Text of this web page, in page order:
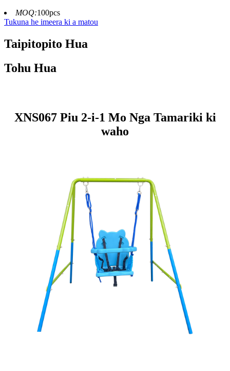
MOQ:100pcs
Tukuna he imeera ki a matou
Taipitopito Hua
Tohu Hua
XNS067 Piu 2-i-1 Mo Nga Tamariki ki
waho